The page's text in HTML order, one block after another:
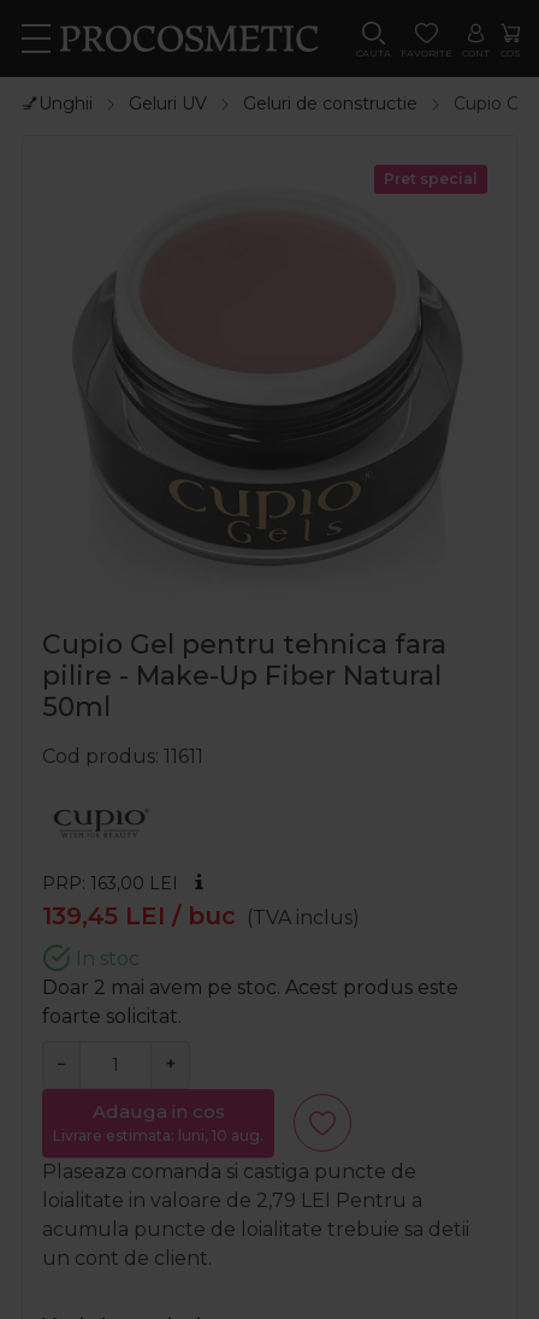
CAUTA FAVORITE CONT COS
💅Unghii Geluri UV Geluri de constructie Cupio
Pret special
Cupio Gel pentru tehnica fara
pilire - Make-Up Fiber Natural
50ml
Cod produs 11611
PRP: 163,00 LEI
139,45 LEI / buc
(TVA inclus)
In stoc
Doar 2 mai avem pe stoc. Acest produs este
foarte solicitat.
− +
Adauga in cos
Livrare estimata: luni, 10 aug.
Plaseaza comanda si castiga puncte de
loialitate in valoare de 2,79 LEI Pentru a
acumula puncte de loialitate trebuie sa detii
un cont de client.